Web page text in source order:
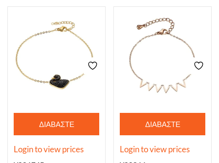
ΔΙΑΒΆΣΤΕ
ΠΕΡΙΣΣΌΤΕΡΑ
Login to view prices
ΔΙΑΒΆΣΤΕ
ΠΕΡΙΣΣΌΤΕΡΑ
Login to view prices